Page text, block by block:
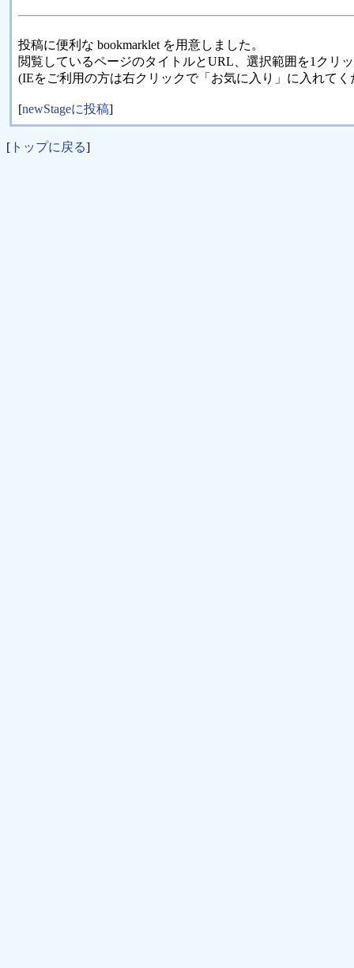
投稿に便利な bookmarklet を用意しました。
閲覧しているページのタイトルとURL、選択範囲を1クリ
(IEをご利用の方は右クリックで「お気に入り」に入れてく
[newStageに投稿]
[ トップに戻る]